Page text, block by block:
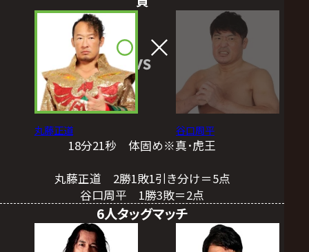
丸藤正道
VS
谷口周平
18分21秒 体固め※真･虎王
丸藤正道 2勝1敗1引き分け＝5点
谷口周平 1勝3敗＝2点
6人タッグマッチ